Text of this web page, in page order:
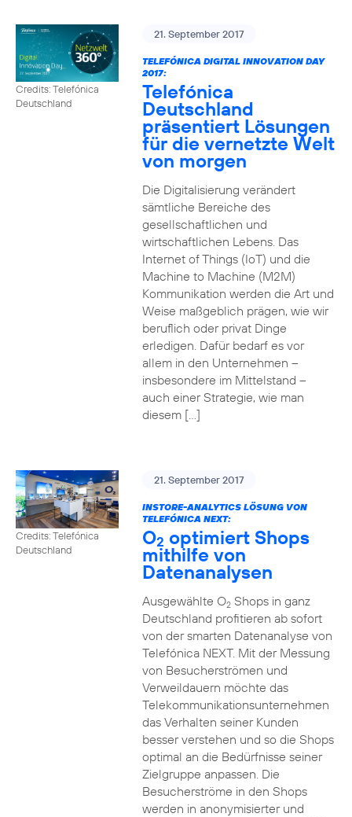
Credits: Telefónica
Deutschland
21. September 2017
TELEFÓNICA DIGITAL INNOVATION DAY
2017:
Telefónica
Deutschland
präsentiert Lösungen
für die vernetzte Welt
von morgen
Die Digitalisierung verändert
sämtliche Bereiche des
gesellschaftlichen und
wirtschaftlichen Lebens. Das
Internet of Things (IoT) und die
Machine to Machine (M2M)
Kommunikation werden die Art und
Weise maßgeblich prägen, wie wir
beruflich oder privat Dinge
erledigen. Dafür bedarf es vor
allem in den Unternehmen –
insbesondere im Mittelstand –
auch einer Strategie, wie man
diesem […]
Credits: Telefónica
Deutschland
21. September 2017
INSTORE-ANALYTICS LÖSUNG VON
TELEFÓNICA NEXT:
O2 optimiert Shops
mithilfe von
Datenanalysen
Ausgewählte O2Shops in ganz
Deutschland profitieren ab sofort
von der smarten Datenanalyse von
Telefónica NEXT. Mit der Messung
von Besucherströmen und
Verweildauern möchte das
Telekommunikationsunternehmen
das Verhalten seiner Kunden
besser verstehen und so die Shops
optimal an die Bedürfnisse seiner
Zielgruppe anpassen. Die
Besucherströme in den Shops
werden in anonymisierter und